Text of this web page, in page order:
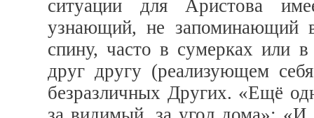
ситуации для Аристова
узнающий, не запоминающий
спину, часто в сумерках или
друг другу (реализующем
безразличных Других. «Ещё